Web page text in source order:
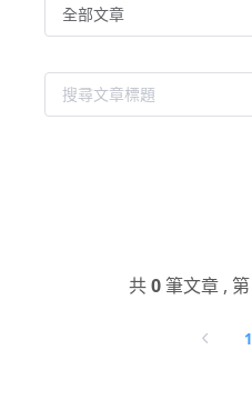
共0筆文章 , 第
1